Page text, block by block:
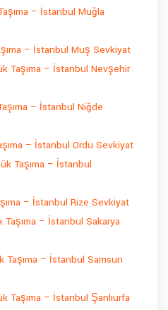
– İstanbul Muğla
– İstanbul Muş Sevkiyat
Taşıma – İstanbul Nevşehir
– İstanbul Niğde
– İstanbul Ordu Sevkiyat
Taşıma – İstanbul
– İstanbul Rize Sevkiyat
– İstanbul Sakarya
Taşıma – İstanbul Samsun
Taşıma – İstanbul Şanlıurfa